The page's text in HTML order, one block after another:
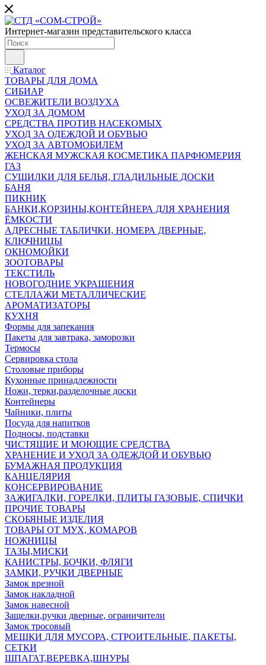
Интернет-магазин представительского класса
Каталог
ТОВАРЫ ДЛЯ ДОМА
СИБИАР
ОСВЕЖИТЕЛИ ВОЗДУХА
УХОД ЗА ДОМОМ
СРЕДСТВА ПРОТИВ НАСЕКОМЫХ
УХОД ЗА ОДЕЖДОЙ И ОБУВЬЮ
УХОД ЗА АВТОМОБИЛЕМ
ЖЕНСКАЯ МУЖСКАЯ КОСМЕТИКА ПАРФЮМЕРИЯ
ГАЗ
СУШИЛКИ ДЛЯ БЕЛЬЯ, ГЛАДИЛЬНЫЕ ДОСКИ
БАНЯ
ПИКНИК
БАНКИ,КОРЗИНЫ,КОНТЕЙНЕРА ДЛЯ ХРАНЕНИЯ
ЁМКОСТИ
АДРЕСНЫЕ ТАБЛИЧКИ, НОМЕРА ДВЕРНЫЕ,
КЛЮЧНИЦЫ
ОКНОМОЙКИ
ЗООТОВАРЫ
ТЕКСТИЛЬ
НОВОГОДНИЕ УКРАШЕНИЯ
СТЕЛЛАЖИ МЕТАЛЛИЧЕСКИЕ
АРОМАТИЗАТОРЫ
КУХНЯ
Формы для запекания
Пакеты для завтрака, заморозки
Термосы
Сервировка стола
Столовые приборы
Кухонные принадлежности
Ножи, терки,разделочные доски
Контейнеры
Чайники, плиты
Посуда для напитков
Подносы, подставки
ЧИСТЯЩИЕ И МОЮЩИЕ СРЕДСТВА
ХРАНЕНИЕ И УХОД ЗА ОДЕЖДОЙ И ОБУВЬЮ
БУМАЖНАЯ ПРОДУКЦИЯ
КАНЦЕЛЯРИЯ
КОНСЕРВИРОВАНИЕ
ЗАЖИГАЛКИ, ГОРЕЛКИ, ПЛИТЫ ГАЗОВЫЕ, СПИЧКИ
ПРОЧИЕ ТОВАРЫ
СКОБЯНЫЕ ИЗДЕЛИЯ
ТОВАРЫ ОТ МУХ, КОМАРОВ
НОЖНИЦЫ
ТАЗЫ,МИСКИ
КАНИСТРЫ, БОЧКИ, ФЛЯГИ
ЗАМКИ, РУЧКИ ДВЕРНЫЕ
Замок врезной
Замок накладной
Замок навесной
Защелки,ручки дверные, ограничители
Замок тросовый
МЕШКИ ДЛЯ МУСОРА, СТРОИТЕЛЬНЫЕ, ПАКЕТЫ,
СЕТКИ
ШПАГАТ,ВЕРЕВКА,ШНУРЫ